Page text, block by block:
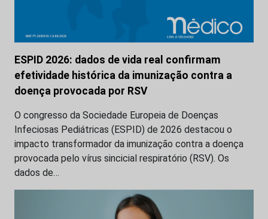
ESPID 2026: dados de vida real confirmam
efetividade histórica da imunização contra a
doença provocada por RSV
O congresso da Sociedade Europeia de Doenças
Infeciosas Pediátricas (ESPID) de 2026 destacou o
impacto transformador da imunização contra a doença
provocada pelo vírus sincicial respiratório (RSV). Os
dados de…